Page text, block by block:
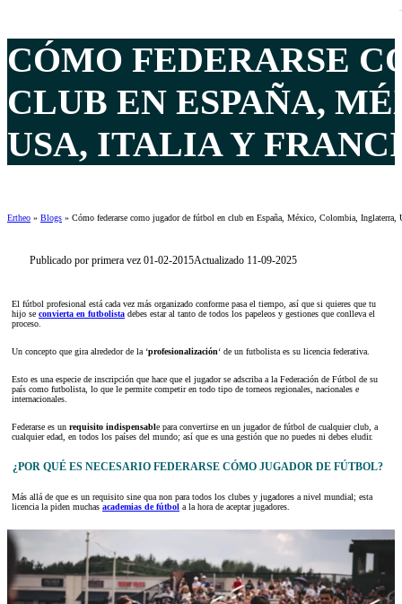
CÓMO FEDERARSE
CLUB EN ESPAÑA,
USA, ITALIA Y
Ertheo » Blogs » Cómo federarse como jugador de fútbol en club en España, México, Colombia,
Publicado por primera vez 01-02-2015Actualizado 11-09-2025
El fútbol profesional está cada vez más organizado conforme pasa el tiempo, así que si quieres que tu
hijo se convierta en futbolista debes estar al tanto de todos los papeleos y gestiones que conlleva el
proceso.
Un concepto que gira alrededor de la ‘profesionalización‘ de un futbolista es su licencia federativa.
Esto es una especie de inscripción que hace que el jugador se adscriba a la Federación de Fútbol de su
país como futbolista, lo que le permite competir en todo tipo de torneos regionales, nacionales e
internacionales.
Federarse es un requisito indispensable para convertirse en un jugador de fútbol de cualquier club, a
cualquier edad, en todos los países del mundo; así que es una gestión que no puedes ni debes eludir.
¿POR QUÉ ES NECESARIO FEDERARSE CÓMO JUGADOR DE FÚTBOL?
Más allá de que es un requisito sine qua non para todos los clubes y jugadores a nivel mundial; esta
licencia la piden muchas academias de fútbol a la hora de aceptar jugadores.